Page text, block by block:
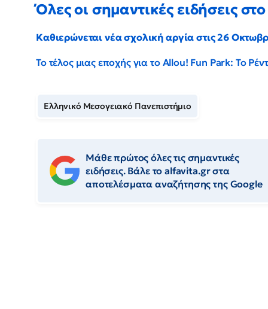
Όλες οι σημαντικές ειδήσεις
Καθιερώνεται νέα σχολική αργία στις 26
Το τέλος μιας εποχής για το Allou! Fun Park: Το
Ελληνικό Μεσογειακό Πανεπιστήμιο
Μάθε πρώτος όλες τις σημαντικές
ειδήσεις. Βάλε το alfavita.gr στα
αποτελέσματα αναζήτησης της Google